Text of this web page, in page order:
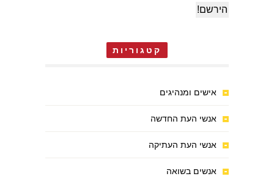
קטגוריות
אישים ומנהיגים
אנשי העת החדשה
אנשי העת העתיקה
אנשים בשואה